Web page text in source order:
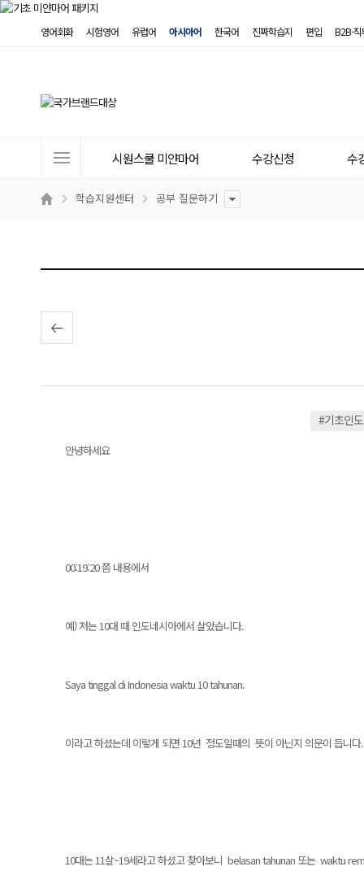
영어회화 시험영어 유럽어 아시아어 한국어 진짜학습지 편입 B2B·
트
시원스쿨 미얀마어 수강신청 수
학습지원센터 공부 질문하기
#기초인
안녕하세요
00:19:20 쯤 내용에서
예) 저는 10대 때 인도네시아에서 살았습니다.
Saya tinggal di Indonesia waktu 10 tahunan.
이라고 하셨는데 이렇게 되면 10년 정도일때의 뜻이 아닌지 의문이 듭니
10대는 11살~19세라고 하셨고 찾아보니 belasan tahunan 또는 waktu